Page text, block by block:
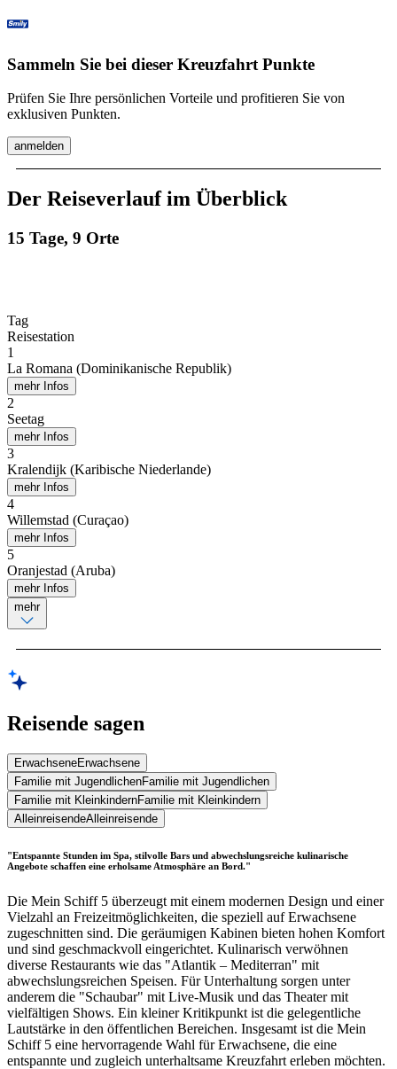
Sammeln Sie bei dieser Kreuzfahrt Punkte
Prüfen Sie Ihre persönlichen Vorteile und profitieren Sie von
exklusiven Punkten.
anmelden
Der Reiseverlauf im Überblick
15 Tage, 9 Orte
Tag
Reisestation
1
La Romana (Dominikanische Republik)
mehr Infos
2
Seetag
mehr Infos
3
Kralendijk (Karibische Niederlande)
mehr Infos
4
Willemstad (Curaçao)
mehr Infos
5
Oranjestad (Aruba)
mehr Infos
mehr
Reisende sagen
ErwachseneErwachsene
Familie mit JugendlichenFamilie mit Jugendlichen
Familie mit KleinkindernFamilie mit Kleinkindern
AlleinreisendeAlleinreisende
"Entspannte Stunden im Spa, stilvolle Bars und abwechslungsreiche kulinarische
Angebote schaffen eine erholsame Atmosphäre an Bord."
Die Mein Schiff 5 überzeugt mit einem modernen Design und einer
Vielzahl an Freizeitmöglichkeiten, die speziell auf Erwachsene
zugeschnitten sind. Die geräumigen Kabinen bieten hohen Komfort
und sind geschmackvoll eingerichtet. Kulinarisch verwöhnen
diverse Restaurants wie das "Atlantik – Mediterran" mit
abwechslungsreichen Speisen. Für Unterhaltung sorgen unter
anderem die "Schaubar" mit Live-Musik und das Theater mit
vielfältigen Shows. Ein kleiner Kritikpunkt ist die gelegentliche
Lautstärke in den öffentlichen Bereichen. Insgesamt ist die Mein
Schiff 5 eine hervorragende Wahl für Erwachsene, die eine
entspannte und zugleich unterhaltsame Kreuzfahrt erleben möchten.